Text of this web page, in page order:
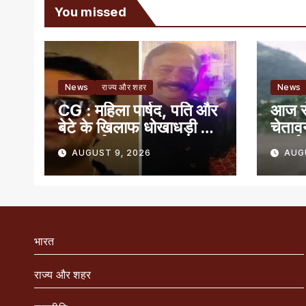
You missed
News राज्य और शहर
CG : महिला पार्षद, पति और
बेटे के खिलाफ धोखाधड़ी की
FIR दर्ज़
AUGUST 9, 2026
News
आज से
भारत
राज्य और शहर